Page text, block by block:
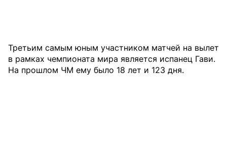
Третьим самым юным участником матчей на вылет
в рамках чемпионата мира является испанец Гави.
На прошлом ЧМ ему было 18 лет и 123 дня.